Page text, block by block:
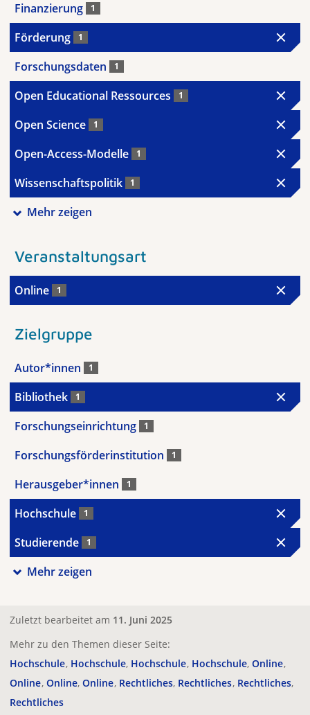
Finanzierung 1
Förderung 1
Forschungsdaten 1
Open Educational Ressources 1
Open Science 1
Open-Access-Modelle 1
Wissenschaftspolitik 1
Mehr zeigen
Veranstaltungsart
Online 1
Zielgruppe
Autor*innen 1
Bibliothek 1
Forschungseinrichtung 1
Forschungsförderinstitution 1
Herausgeber*innen 1
Hochschule 1
Studierende 1
Mehr zeigen
Zuletzt bearbeitet am 11. Juni 2025
Mehr zu den Themen dieser Seite:
Hochschule Hochschule Hochschule Hochschule Online
Online Online Online Rechtliches Rechtliches Rechtliches
Rechtliches